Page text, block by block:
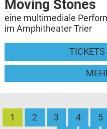
Moving Stones
eine multimediale
im Amphitheater Trier
1 2 3 4 5